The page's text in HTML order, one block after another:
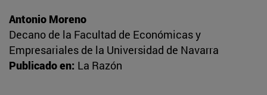
Antonio Moreno
Decano de la Facultad de Económicas y
Empresariales de la Universidad de Navarra
Publicado en: La Razón